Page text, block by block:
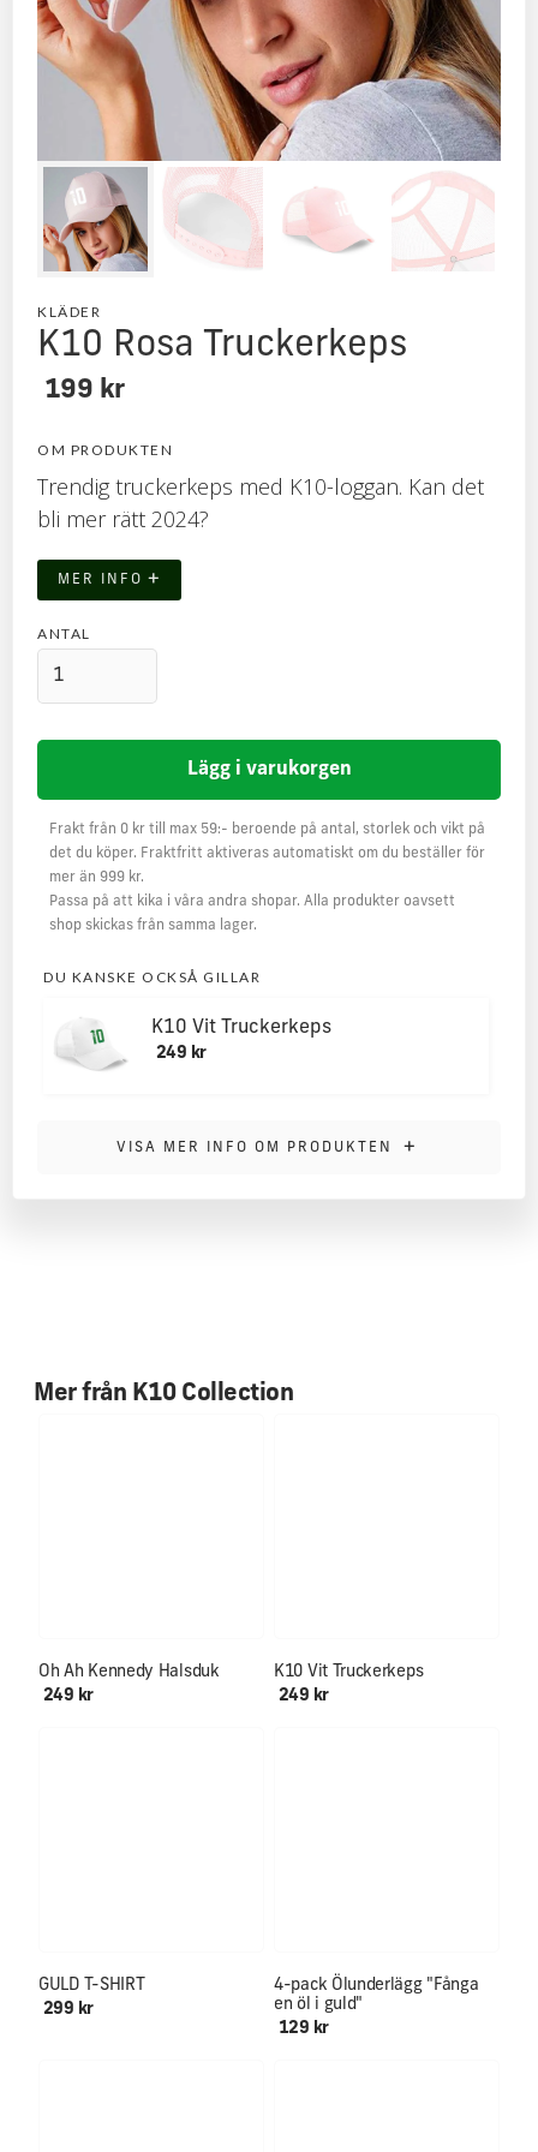
KLÄDER
K10 Rosa Truckerkeps
199 kr
OM PRODUKTEN
Trendig truckerkeps med K10-loggan. Kan det
bli mer rätt 2024?
MER INFO +
ANTAL
Frakt från 0 kr till max 59:- beroende på antal, storlek och vikt på
det du köper. Fraktfritt aktiveras automatiskt om du beställer för
mer än 999 kr.
Passa på att kika i våra andra shopar. Alla produkter oavsett
shop skickas från samma lager.
DU KANSKE OCKSÅ GILLAR
K10 Vit Truckerkeps
249 kr
MER INFORMATION
i 100% polyestermesh.
VISA MER INFO OM PRODUKTEN +
Mer från K10 Collection
Oh Ah Kennedy Halsduk
249 kr
K10 Vit Truckerkeps
249 kr
GULD T-SHIRT
299 kr
4-pack Ölunderlägg "Fånga
en öl i guld"
129 kr